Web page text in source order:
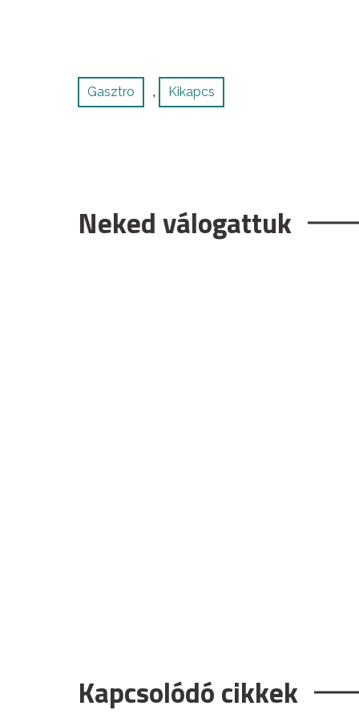
Gasztro , Kikapcs
Neked válogattuk
Kapcsolódó cikkek